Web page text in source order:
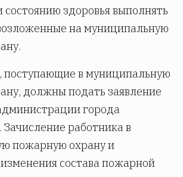
состоянию здоровья выполнять
на муниципальную
поступающие в муниципальную
должны подать заявление
города
Зачисление работника в
пожарную охрану и
состава пожарной